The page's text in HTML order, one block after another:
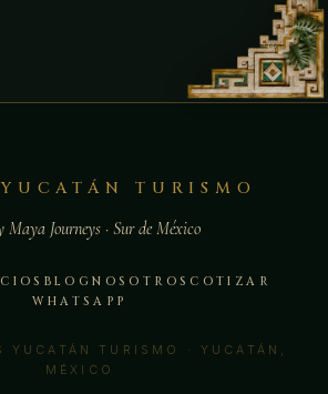
TURISMO
Journeys · Sur de México
BLOGNOSOTROS COTIZAR
WHATSAPP
TURISMO · YUCATÁN,
MÉXICO